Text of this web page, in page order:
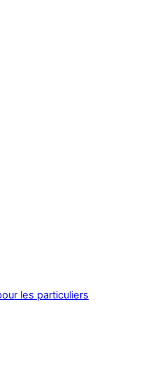
les particuliers